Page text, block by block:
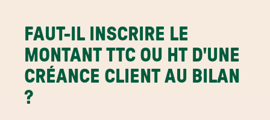
FAUT-IL INSCRIRE LE
MONTANT TTC OU HT D'UNE
CRÉANCE CLIENT AU BILAN
?